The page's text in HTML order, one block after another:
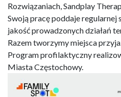
Rozwiązaniach, Sandplay
Swoją pracę poddaje
jakość prowadzonych działań
Razem tworzymy miejsca
Program profilaktyczny
Miasta Częstochowy.